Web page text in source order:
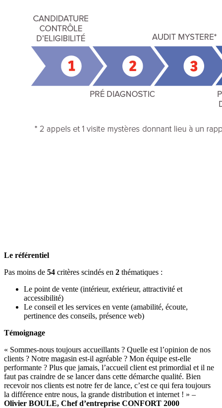
Le référentiel
Pas moins de 54 critères scindés en 2 thématiques :
Le point de vente (intérieur, extérieur, attractivité et
accessibilité)
Le conseil et les services en vente (amabilité, écoute,
pertinence des conseils, présence web)
Témoignage
« Sommes-nous toujours accueillants ? Quelle est l’opinion de nos
clients ? Notre magasin est-il agréable ? Mon équipe est-elle
performante ? Plus que jamais, l’accueil client est primordial et il ne
faut pas craindre de se lancer dans cette démarche qualité. Bien
recevoir nos clients est notre fer de lance, c’est ce qui fera toujours
la différence entre nous, la grande distribution et internet ! » –
Olivier BOULE, Chef d’entreprise CONFORT 2000